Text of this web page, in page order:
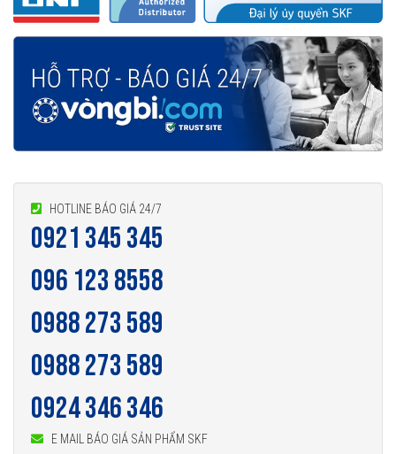
Vòng bi SKF 6406 thế hệ Explorer được nâng lên cao hơn so với các
thế hệ vòng bi SKF trước đây, bởi vậy ở cùng tốc độ nhưng nhiệt độ của
vòng bi SKF Explorer thấp hơn rất nhiều. Tính năng này làm giảm nhu
cầu sử dụng mỡ bôi trơn và giảm tiêu hao năng lượng trên vòng bi.
Tuổi thọ của vòng bi SKF 6406 thế hệ Explorer bền bỉ hơn rất nhiều so
với các hãng vòng bi khác trên thị trường, điều này đã được hàng triệu
khách hàng khắp nơi trên toàn thế giới kiểm chứng.
HOTLINE BÁO GIÁ 24/7
0921 345 345
096 123 8558
0988 273 589
0988 273 589
0924 346 346
E MAIL BÁO GIÁ SẢN PHẨM SKF